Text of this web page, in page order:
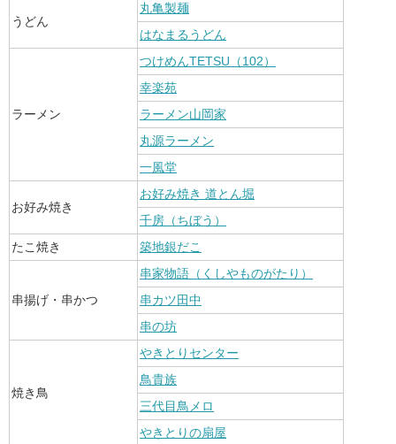
うどん
丸亀製麺
はなまるうどん
ラーメン
つけめんTETSU（102）
幸楽苑
ラーメン山岡家
丸源ラーメン
一風堂
お好み焼き
お好み焼き 道とん堀
千房（ちぼう）
たこ焼き
築地銀だこ
串揚げ・串かつ
串家物語（くしやものがたり）
串カツ田中
串の坊
焼き鳥
やきとりセンター
鳥貴族
三代目鳥メロ
やきとりの扇屋